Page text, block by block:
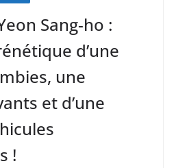
Sang-ho :
d’une
une
et d’une
!